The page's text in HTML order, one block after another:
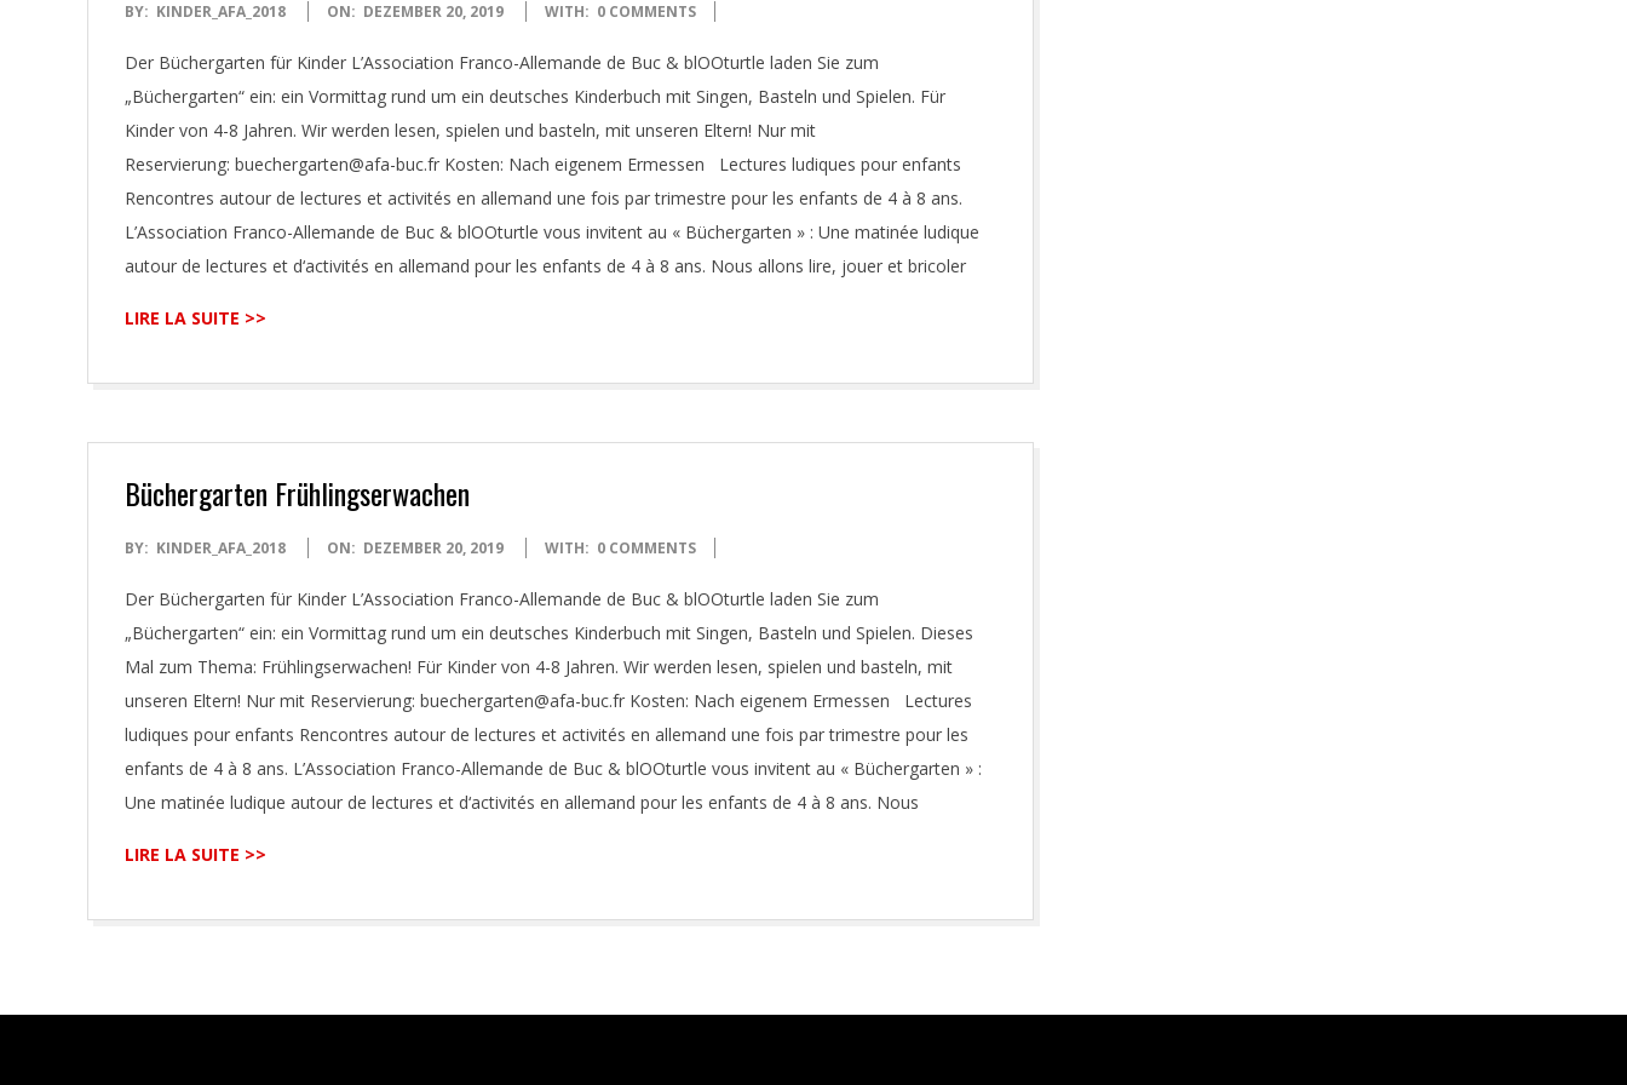
2019-
20
BY: KINDER_AFA_2018 ON: DEZEMBER 20, 2019 WITH: 0 COMMENTS
Der Büchergarten für Kinder L’Association Franco-Allemande de Buc & blOOturtle laden Sie zum
„Büchergarten“ ein: ein Vormittag rund um ein deutsches Kinderbuch mit Singen, Basteln und Spielen. Für
Kinder von 4-8 Jahren. Wir werden lesen, spielen und basteln, mit unseren Eltern! Nur mit
Reservierung: buechergarten@afa-buc.fr Kosten: Nach eigenem Ermessen Lectures ludiques pour enfants
Rencontres autour de lectures et activités en allemand une fois par trimestre pour les enfants de 4 à 8 ans.
L’Association Franco-Allemande de Buc & blOOturtle vous invitent au « Büchergarten » : Une matinée ludique
autour de lectures et d‘activités en allemand pour les enfants de 4 à 8 ans. Nous allons lire, jouer et bricoler
LIRE LA SUITE >>
Büchergarten Frühlingserwachen
2019-
20
BY: KINDER_AFA_2018 ON: DEZEMBER 20, 2019 WITH: 0 COMMENTS
Der Büchergarten für Kinder L’Association Franco-Allemande de Buc & blOOturtle laden Sie zum
„Büchergarten“ ein: ein Vormittag rund um ein deutsches Kinderbuch mit Singen, Basteln und Spielen. Dieses
Mal zum Thema: Frühlingserwachen! Für Kinder von 4-8 Jahren. Wir werden lesen, spielen und basteln, mit
unseren Eltern! Nur mit Reservierung: buechergarten@afa-buc.fr Kosten: Nach eigenem Ermessen Lectures
ludiques pour enfants Rencontres autour de lectures et activités en allemand une fois par trimestre pour les
enfants de 4 à 8 ans. L’Association Franco-Allemande de Buc & blOOturtle vous invitent au « Büchergarten » :
Une matinée ludique autour de lectures et d‘activités en allemand pour les enfants de 4 à 8 ans. Nous
LIRE LA SUITE >>